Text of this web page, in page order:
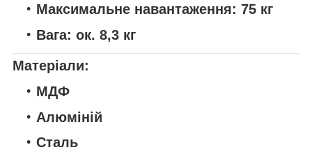
Максимальне навантаження: 75 кг
Вага: ок. 8,3 кг
Матеріали:
МДФ
Алюміній
Сталь